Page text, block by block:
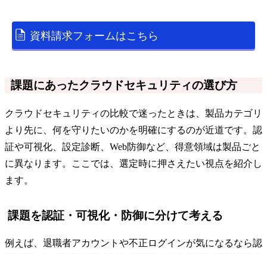
資料請求フォームはこちら
課題にあったクラウドセキュリティの選び方
クラウドセキュリティの比較で迷ったときは、製品カテゴリ
より先に、何を守りたいのかを明確にするのが近道です。認
証や可視化、設定診断、Web防御など、得意領域は製品ごと
に異なります。ここでは、選定時に押さえたい視点を紹介し
ます。
課題を認証・可視化・防御に分けて考える
例えば、退職者アカウントや不正ログインが気になるなら認